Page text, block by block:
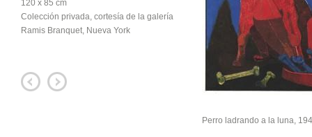
120 x 85 cm
Colección privada, cortesía de la galería
Ramis Branquet, Nueva York
Perro ladrando a la luna,